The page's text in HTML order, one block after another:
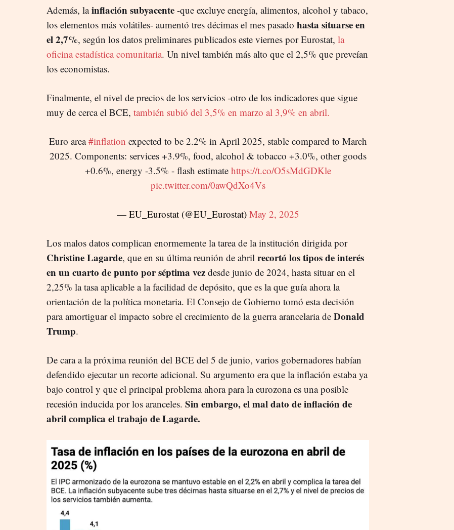
Además, lainflación subyacente -que excluye energía, alimentos, alcohol y tabaco,
los elementos más volátiles- aumentó tres décimas el mes pasado hasta situarse en
el 2,7%, según los datos preliminares publicados este viernes por Eurostat, la
oficina estadística comunitaria. Un nivel también más alto que el 2,5% que preveían
los economistas.
Finalmente, el nivel de precios de los servicios -otro de los indicadores que sigue
muy de cerca el BCE, también subió del 3,5% en marzo al 3,9% en abril.
Euro area#inflation expected to be 2.2% in April 2025, stable compared to March
2025. Components: services +3.9%, food, alcohol & tobacco +3.0%, other goods
+0.6%, energy -3.5% - flash estimate https://t.co/O5sMdGDKle
pic.twitter.com/0awQdXo4Vs
— EU_Eurostat (@EU_Eurostat) May 2, 2025
Los malos datos complican enormemente la tarea de la institución dirigida por
Christine Lagarde, que en su última reunión de abril recortó los tipos de interés
en un cuarto de punto por séptima vez desde junio de 2024, hasta situar en el
2,25% la tasa aplicable a la facilidad de depósito, que es la que guía ahora la
orientación de la política monetaria. El Consejo de Gobierno tomó esta decisión
para amortiguar el impacto sobre el crecimiento de la guerra arancelaria de Donald
Trump.
De cara a la próxima reunión del BCE del 5 de junio, varios gobernadores habían
defendido ejecutar un recorte adicional. Su argumento era que la inflación estaba ya
bajo control y que el principal problema ahora para la eurozona es una posible
recesión inducida por los aranceles. Sin embargo, el mal dato de inflación de
abril complica el trabajo de Lagarde.